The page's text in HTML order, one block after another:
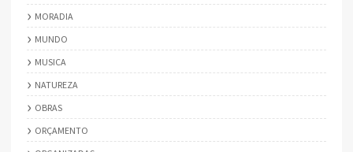
MORADIA
MUNDO
MUSICA
NATUREZA
OBRAS
ORÇAMENTO